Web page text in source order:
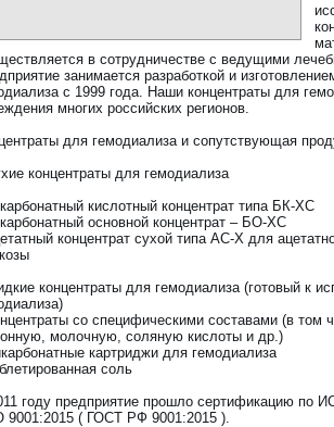
в сотрудничестве с ведущими
занимается разработкой и
с 1999 года. Наши концентраты для
многих российских регионов.
для гемодиализа и сопутствующая
концентраты для гемодиализа
кислотный концентрат типа БК-ХС
основной концентрат – БО-ХС
концентрат сухой типа АС-Х для
концентраты для гемодиализа (готовый к
со специфическими составами (в том
молочную, соляную кислоты и др.)
картриджи для гемодиализа
соль
году предприятие прошло сертификацию по
9001:2015 ( ГОСТ РФ 9001:2015 ).